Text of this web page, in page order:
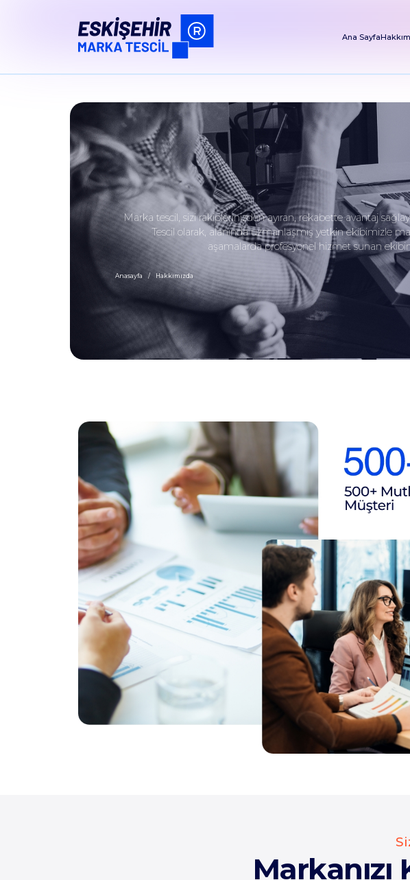
Ana Sayfa
Marka tescil, sizi rakiplerinizden ayıran, rekabette avantaj
Tescil olarak, alanında uzmanlaşmış yetkin ekibimizle
aşamalarda profesyonel hizmet sunan
Anasayfa Hakkımızda
Markanızı